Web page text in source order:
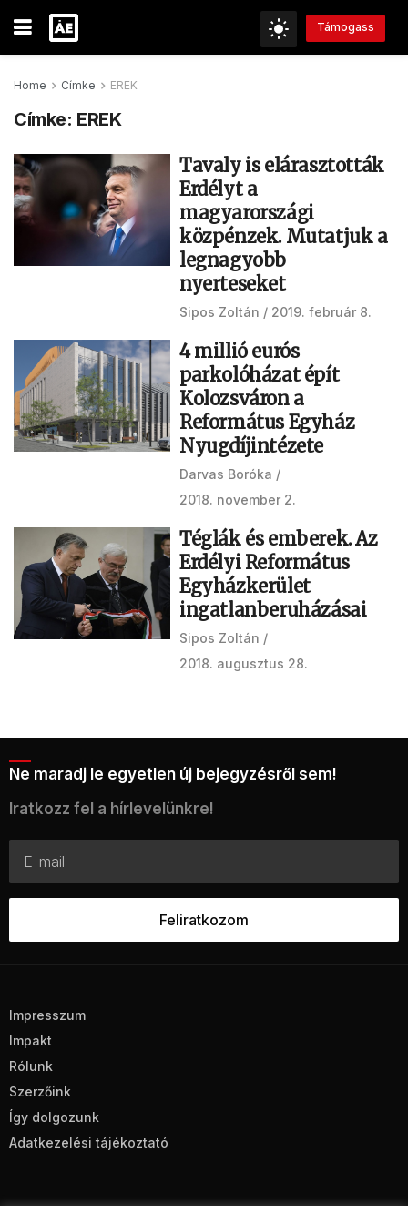
Támogass
Home Címke EREK
Címke: EREK
Tavaly is elárasztották
Erdélyt a
magyarországi
közpénzek. Mutatjuk a
legnagyobb
nyerteseket
Sipos Zoltán 2019. február 8.
4 millió eurós
parkolóházat épít
Kolozsváron a
Református Egyház
Nyugdíjintézete
Darvas Boróka
2018. november 2.
Téglák és emberek. Az
Erdélyi Református
Egyházkerület
ingatlanberuházásai
Sipos Zoltán
2018. augusztus 28.
Ne maradj le egyetlen új bejegyzésről sem!
Iratkozz fel a hírlevelünkre!
Impresszum
Impakt
Rólunk
Szerzőink
Így dolgozunk
Adatkezelési tájékoztató